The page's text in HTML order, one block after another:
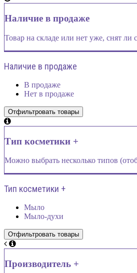
Наличие в продаже
Товар на складе или нет уже, снят ли
Наличие в продаже
В продаже
Нет в продаже
Тип косметики +
Можно выбрать несколько типов
Тип косметики +
Мыло
Мыло-духи
Производитель +